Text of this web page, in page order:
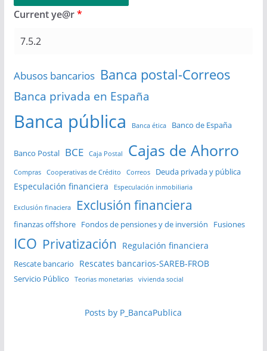
Current ye@r*
Abusos bancarios Banca postal-Correos
Banca privada en España
Banca pública Banca ética Banco de España
Banco Postal BCE Caja Postal Cajas de Ahorro
Compras Cooperativas de Crédito Correos Deuda privada y pública
Especulación financiera Especulación inmobiliaria
Exclusión finaciera Exclusión financiera
finanzas offshore Fondos de pensiones y de inversión Fusiones
ICO Privatización Regulación financiera
Rescate bancario Rescates bancarios-SAREB-FROB
Servicio Público Teorias monetarias vivienda social
Posts by P_BancaPublica